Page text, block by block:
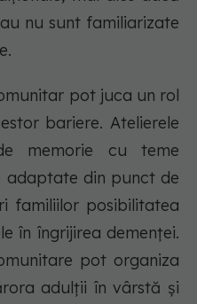
nu sunt familiarizate
pot juca un rol
bariere. Atelierele
memorie cu teme
adaptate din punct de
familiilor posibilitatea
în îngrijirea demenței.
pot organiza
adulții în vârstă și